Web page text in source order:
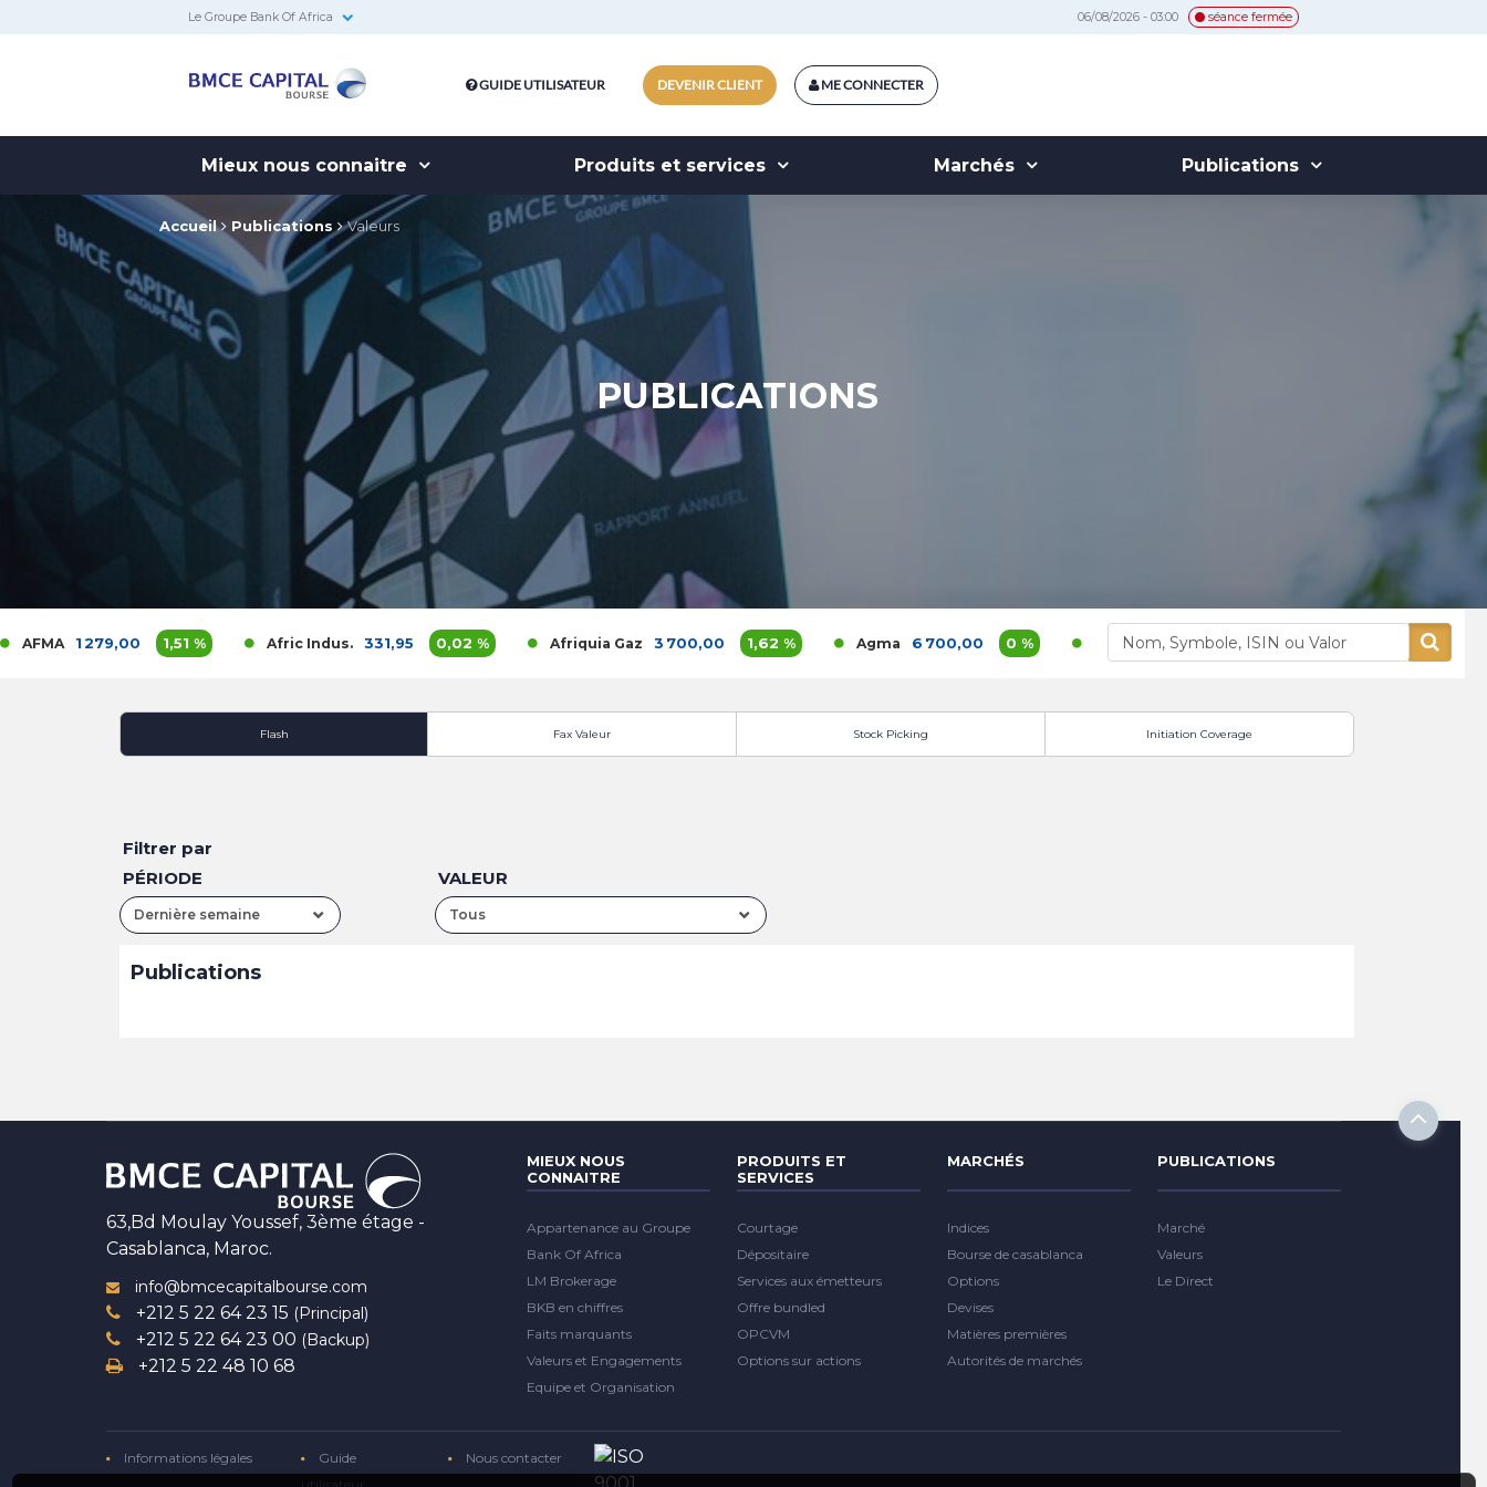
Le Groupe Bank Of Africa 06/08/2026 - 03:00 séance fermée
Bourse
ME CONNECTER
DEVENIR CLIENT
GUIDE UTILISATEUR
Mieux nous connaitre Produits et services Marchés Publications
Accueil Publications Valeurs
PUBLICATIONS
1 279,00 1,51 % Afric Indus. 331,95 0,02 % Afriquia Gaz 3 700,00 1,62 % Agma 6 700,00 0 % Akdital 1 140,00 0,62 % Alliances 377,00
Flash Fax Valeur Stock Picking Initiation Coverage
Filtrer par
PÉRIODE
Dernière semaine
VALEUR
Tous
Publications
63,Bd Moulay Youssef, 3ème étage -
Casablanca, Maroc.
info@bmcecapitalbourse.com
+212 5 22 64 23 15 (Principal)
+212 5 22 64 23 00 (Backup)
+212 5 22 48 10 68
MIEUX NOUS
CONNAITRE
Appartenance au Groupe
Bank Of Africa
LM Brokerage
BKB en chiffres
Faits marquants
Valeurs et Engagements
Equipe et Organisation
PRODUITS ET
SERVICES
Courtage
Dépositaire
Services aux émetteurs
Offre bundled
OPCVM
Options sur actions
MARCHÉS
Indices
Bourse de casablanca
Options
Devises
Matières premières
Autorités de marchés
PUBLICATIONS
Marché
Valeurs
Le Direct
Informations légales
Guide
Nous contacter